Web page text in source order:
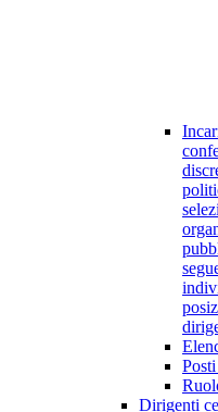
Dirigenti